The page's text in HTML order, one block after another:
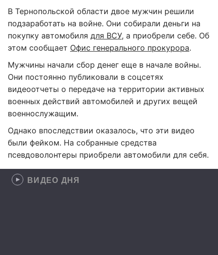
В Тернопольской области двое мужчин решили
подзаработать на войне. Они собирали деньги на
покупку автомобиля для ВСУ, а приобрели себе. Об
этом сообщает Офис генерального прокурора.
Мужчины начали сбор денег еще в начале войны.
Они постоянно публиковали в соцсетях
видеоотчеты о передаче на территории активных
военных действий автомобилей и других вещей
военнослужащим.
Однако впоследствии оказалось, что эти видео
были фейком. На собранные средства
псевдоволонтеры приобрели автомобили для себя.
ВИДЕО ДНЯ